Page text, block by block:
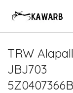
TRW
JBJ703